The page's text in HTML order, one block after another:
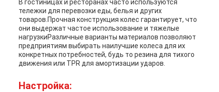
В гостиницах и ресторанах часто используются
тележки для перевозки еды, белья и других
товаров.Прочная конструкция колес гарантирует, что
они выдержат частое использование и тяжелые
нагрузкиРазличные варианты материалов позволяют
предприятиям выбирать наилучшие колеса для их
конкретных потребностей, будь то резина для тихого
движения или TPR для амортизации ударов.
Настройка: